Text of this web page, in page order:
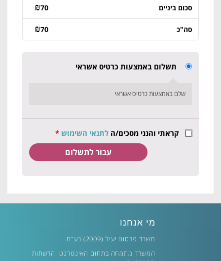
סכום ביניים ₪70
סה"כ ₪70
תשלום באמצעות כרטיס אשראי
שלם באמצעות כרטיס אשראי
קראתי והנני מסכים/ה לתנאי השימוש *
מי אנחנו
משרד פרסום יעיל (2009) בע"מ
המשרד מתמחה בתחום האינטרנט והרשתות